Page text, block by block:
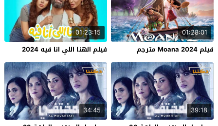
01:28:01
فيلم Moana 2024 مترجم
01:23:15
فيلم الهنا اللي انا فيه 2024
39:18
34:45